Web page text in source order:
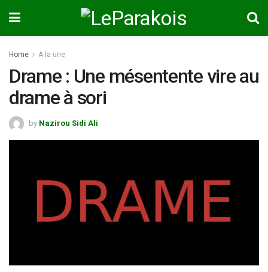
Home A la une
Drame : Une mésentente vire au
drame à sori
by Nazirou Sidi Ali